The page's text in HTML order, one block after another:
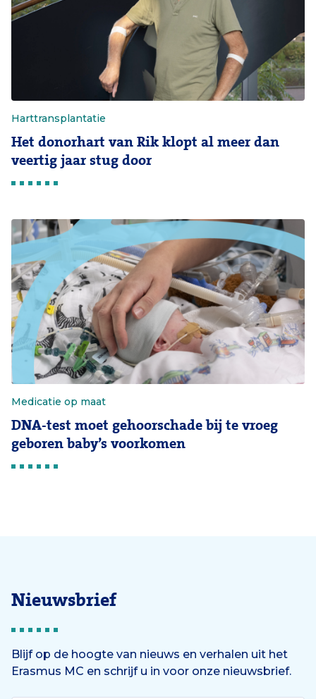
Harttransplantatie
Het donorhart van Rik klopt al meer dan
veertig jaar stug door
Medicatie op maat
DNA-test moet gehoorschade bij te vroeg
geboren baby’s voorkomen
Nieuwsbrief
Blijf op de hoogte van nieuws en verhalen uit het
Erasmus MC en schrijf u in voor onze nieuwsbrief.